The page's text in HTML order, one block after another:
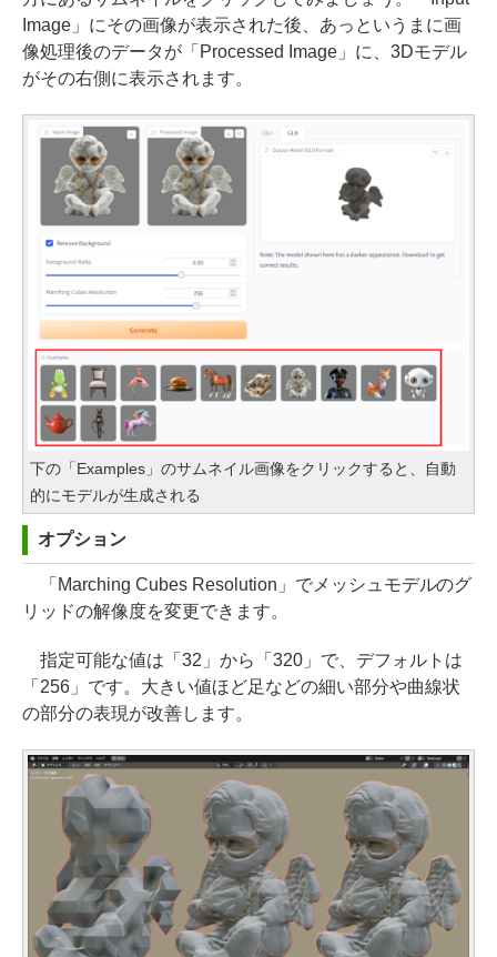
Image」にその画像が表示された後、あっというまに画
像処理後のデータが「Processed Image」に、3Dモデル
がその右側に表示されます。
下の「Examples」のサムネイル画像をクリックすると、自動
的にモデルが生成される
オプション
「Marching Cubes Resolution」でメッシュモデルのグ
リッドの解像度を変更できます。
指定可能な値は「32」から「320」で、デフォルトは
「256」です。大きい値ほど足などの細い部分や曲線状
の部分の表現が改善します。